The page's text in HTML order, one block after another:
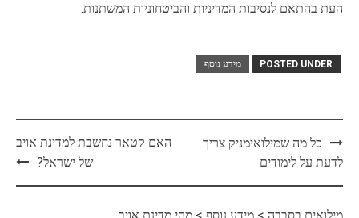
העת בהתאם לנסיבות המדיניות והביטחוניות המשתנות.
POSTED UNDER מידע נוסף
Post
navigation
כל מה שמילואימניק צריך
לדעת על לימודים
האם קטאר נחשבת למדינת אויב
של ישראל?